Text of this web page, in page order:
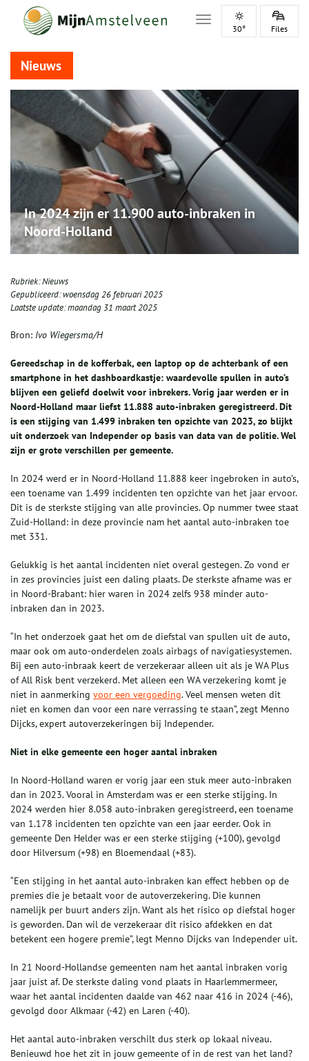
Toggle navigation
30° Files
Nieuws
In 2024 zijn er 11.900 auto-inbraken in
Noord-Holland
Rubriek:Nieuws
Gepubliceerd:woensdag 26 februari 2025
Laatste update:maandag 31 maart 2025
Bron: Ivo Wiegersma/H
Gereedschap in de kofferbak, een laptop op de achterbank of een
smartphone in het dashboardkastje: waardevolle spullen in auto’s
blijven een geliefd doelwit voor inbrekers. Vorig jaar werden er in
Noord-Holland maar liefst 11.888 auto-inbraken geregistreerd. Dit
is een stijging van 1.499 inbraken ten opzichte van 2023, zo blijkt
uit onderzoek van Independer op basis van data van de politie. Wel
zijn er grote verschillen per gemeente.
In 2024 werd er in Noord-Holland 11.888 keer ingebroken in auto’s,
een toename van 1.499 incidenten ten opzichte van het jaar ervoor.
Dit is de sterkste stijging van alle provincies. Op nummer twee staat
Zuid-Holland: in deze provincie nam het aantal auto-inbraken toe
met 331.
Gelukkig is het aantal incidenten niet overal gestegen. Zo vond er
in zes provincies juist een daling plaats. De sterkste afname was er
in Noord-Brabant: hier waren in 2024 zelfs 938 minder auto-
inbraken dan in 2023.
“In het onderzoek gaat het om de diefstal van spullen uit de auto,
maar ook om auto-onderdelen zoals airbags of navigatiesystemen.
Bij een auto-inbraak keert de verzekeraar alleen uit als je WA Plus
of All Risk bent verzekerd. Met alleen een WA verzekering komt je
niet in aanmerking voor een vergoeding. Veel mensen weten dit
niet en komen dan voor een nare verrassing te staan”, zegt Menno
Dijcks, expert autoverzekeringen bij Independer.
Niet in elke gemeente een hoger aantal inbraken
In Noord-Holland waren er vorig jaar een stuk meer auto-inbraken
dan in 2023. Vooral in Amsterdam was er een sterke stijging. In
2024 werden hier 8.058 auto-inbraken geregistreerd, een toename
van 1.178 incidenten ten opzichte van een jaar eerder. Ook in
gemeente Den Helder was er een sterke stijging (+100), gevolgd
door Hilversum (+98) en Bloemendaal (+83).
“Een stijging in het aantal auto-inbraken kan effect hebben op de
premies die je betaalt voor de autoverzekering. Die kunnen
namelijk per buurt anders zijn. Want als het risico op diefstal hoger
is geworden. Dan wil de verzekeraar dit risico afdekken en dat
betekent een hogere premie”, legt Menno Dijcks van Independer uit.
In 21 Noord-Hollandse gemeenten nam het aantal inbraken vorig
jaar juist af. De sterkste daling vond plaats in Haarlemmermeer,
waar het aantal incidenten daalde van 462 naar 416 in 2024 (-46),
gevolgd door Alkmaar (-42) en Laren (-40).
Het aantal auto-inbraken verschilt dus sterk op lokaal niveau.
Benieuwd hoe het zit in jouw gemeente of in de rest van het land?